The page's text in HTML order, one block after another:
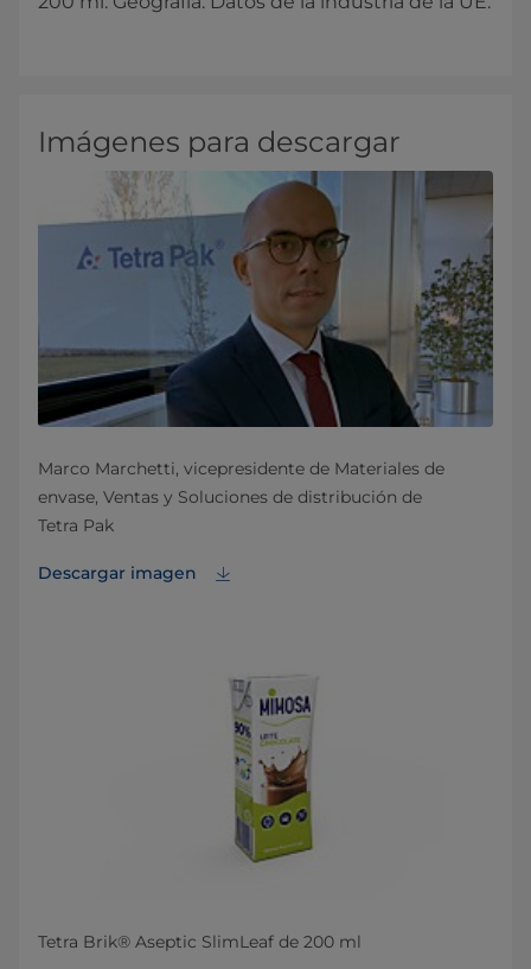
Imágenes para descargar
Marco Marchetti, vicepresidente de Materiales de
envase, Ventas y Soluciones de distribución de
Tetra Pak
Descargar imagen
Tetra Brik® Aseptic SlimLeaf de 200 ml